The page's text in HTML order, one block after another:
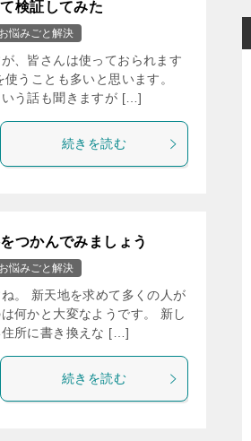
検証してみた
お悩みごと解決
、皆さんは使っておられます
うことも多いと思います。
う話も聞きますが […]
続きを読む
つかんでみましょう
お悩みごと解決
。 新天地を求めて多くの人が
何かと大変なようです。 新し
住所に書き換えな […]
続きを読む